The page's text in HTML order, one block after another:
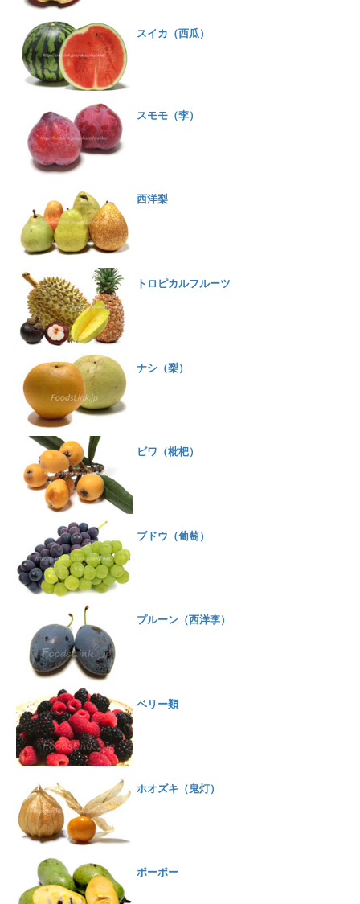
スイカ（西瓜）
スモモ（李）
西洋梨
トロピカルフルーツ
ナシ（梨）
ビワ（枇杷）
ブドウ（葡萄）
プルーン（西洋李）
ベリー類
ホオズキ（鬼灯）
ポーポー